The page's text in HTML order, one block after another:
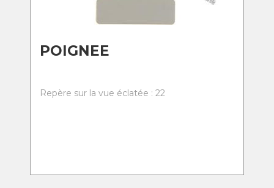
POIGNEE
Repère sur la vue éclatée : 22